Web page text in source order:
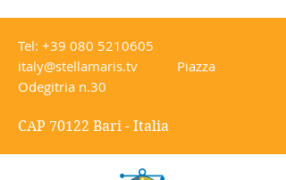
Tel: +39 080 5210605
italy@stellamaris.tv Piazza
Odegitria n.30
CAP 70122 Bari - Italia